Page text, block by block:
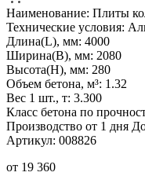
Наименование: Плиты
Технические условия:
Длина(L), мм: 4000
Ширина(B), мм: 2080
Высота(H), мм: 280
Объем бетона, м³: 1.32
Вес 1 шт., т: 3.300
Класс бетона по
Производство от 1 дня
Артикул: 008826
от 19 360